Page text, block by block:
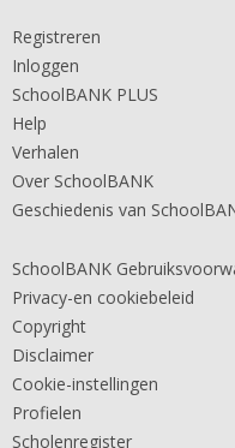
Registreren
Inloggen
SchoolBANK PLUS
Help
Verhalen
Over SchoolBANK
Geschiedenis van
SchoolBANK
Privacy-en cookiebeleid
Copyright
Disclaimer
Cookie-instellingen
Profielen
Scholenregister